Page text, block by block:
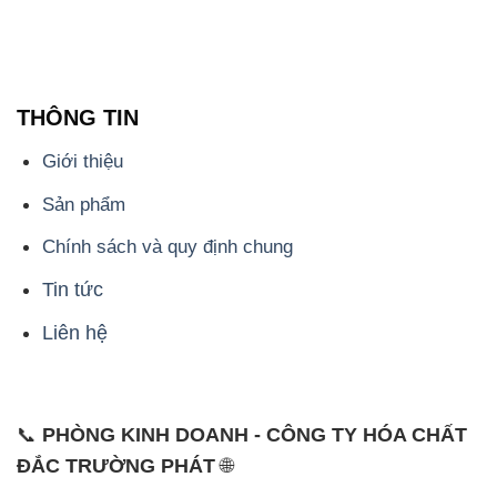
THÔNG TIN
Giới thiệu
Sản phẩm
Chính sách và quy định chung
Tin tức
Liên hệ
📞 PHÒNG KINH DOANH - CÔNG TY HÓA CHẤT
ĐẮC TRƯỜNG PHÁT🌐